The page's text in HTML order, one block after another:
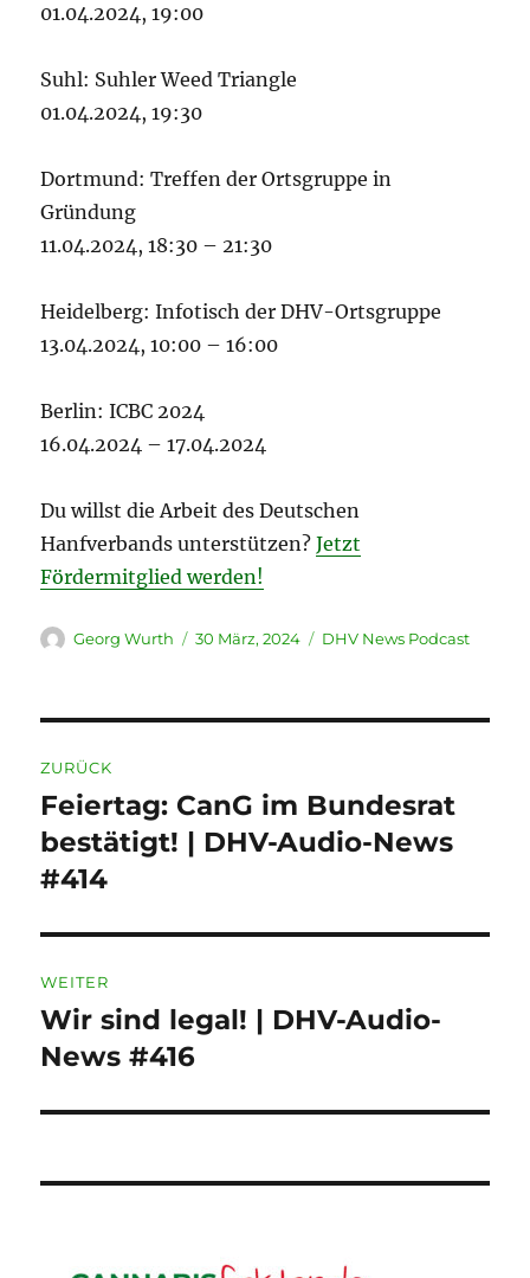
01.04.2024, 19:00
Suhl: Suhler Weed Triangle
01.04.2024, 19:30
Dortmund: Treffen der Ortsgruppe in
Gründung
11.04.2024, 18:30 – 21:30
Heidelberg: Infotisch der DHV-Ortsgruppe
13.04.2024, 10:00 – 16:00
Berlin: ICBC 2024
16.04.2024 – 17.04.2024
Du willst die Arbeit des Deutschen
Hanfverbands unterstützen?Jetzt
Fördermitglied werden!
Autor
Georg Wurth
Veröffentlicht
30 März, 2024 Kategorien
DHV News Podcast
ZURÜCK
Vorheriger
Beitrag:
Feiertag: CanG im Bundesrat
bestätigt! | DHV-Audio-News
#414
WEITER
Nächster
Beitrag:
Wir sind legal! | DHV-Audio-
News #416